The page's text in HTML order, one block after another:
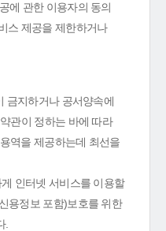
에 관한 이용자의 동의
스 제공을 제한하거나
금지하거나 공서양속에
관이 정하는 바에 따라
역을 제공하는데 최선을
인터넷 서비스를 이용할
용정보 포함)보호를 위한
.